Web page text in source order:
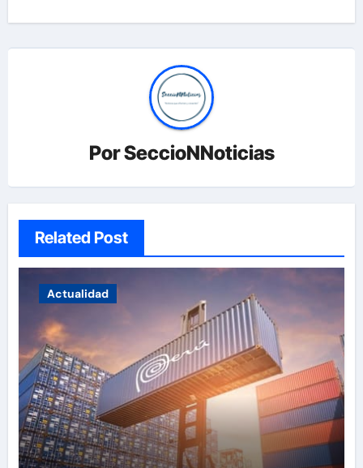
PorSeccioNNoticias
Related Post
Actualidad